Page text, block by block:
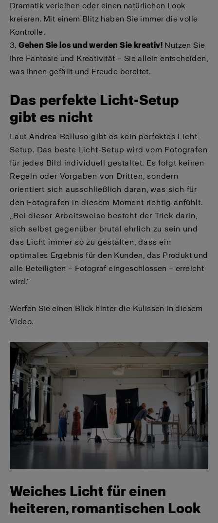
Dramatik verleihen oder einen natürlichen Look
kreieren. Mit einem Blitz haben Sie immer die volle
Kontrolle.
3.Gehen Sie los und werden Sie kreativ! Nutzen Sie
Ihre Fantasie und Kreativität – Sie allein entscheiden,
was Ihnen gefällt und Freude bereitet.
Das perfekte Licht-Setup
gibt es nicht
Laut Andrea Belluso gibt es kein perfektes Licht-
Setup. Das beste Licht-Setup wird vom Fotografen
für jedes Bild individuell gestaltet. Es folgt keinen
Regeln oder Vorgaben von Dritten, sondern
orientiert sich ausschließlich daran, was sich für
den Fotografen in diesem Moment richtig anfühlt.
„Bei dieser Arbeitsweise besteht der Trick darin,
sich selbst gegenüber brutal ehrlich zu sein und
das Licht immer so zu gestalten, dass ein
optimales Ergebnis für den Kunden, das Produkt und
alle Beteiligten – Fotograf eingeschlossen – erreicht
wird.“
Werfen Sie einen Blick hinter die Kulissen in diesem
Video.
Weiches Licht für einen
heiteren, romantischen Look